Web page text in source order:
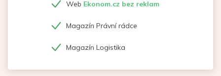
Web Ekonom.cz bez reklam
Magazín Právní rádce
Magazín Logistika